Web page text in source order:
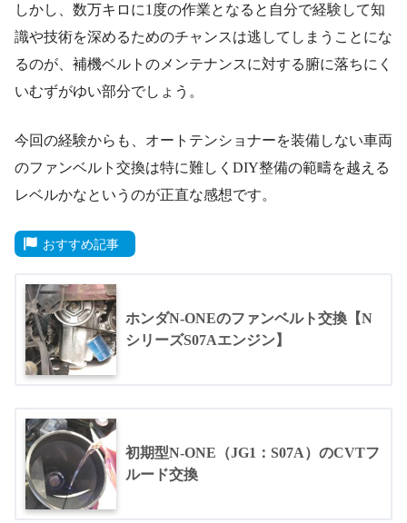
しかし、数万キロに1度の作業となると自分で経験して知
識や技術を深めるためのチャンスは逃してしまうことにな
るのが、補機ベルトのメンテナンスに対する腑に落ちにく
いむずがゆい部分でしょう。
今回の経験からも、オートテンショナーを装備しない車両
のファンベルト交換は特に難しくDIY整備の範疇を越える
レベルかなというのが正直な感想です。
おすすめ記事
ホンダN-ONEのファンベルト交換【N
シリーズS07Aエンジン】
初期型N-ONE（JG1：S07A）のCVTフ
ルード交換